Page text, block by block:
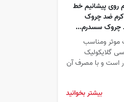
روی پیشانیم خط
کرم ضد چروک
چروک سسدرم...
موثر ومناسب
گلایکولیک
است و با مصرف آن
بیشتر بخوانید